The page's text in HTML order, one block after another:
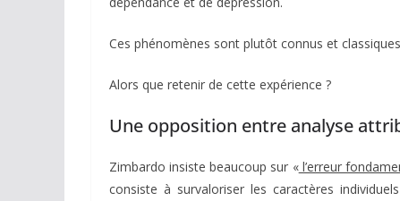
Ces phénomènes sont plutôt connus et
Alors que retenir de cette expérience ?
Une opposition entre analyse
Zimbardo insiste beaucoup sur «l’erreur
consiste à survaloriser les caractères